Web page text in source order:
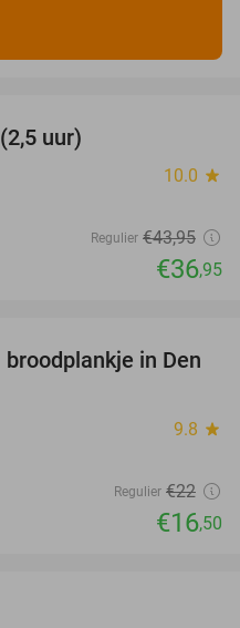
uur)
10.0 star
Regulier €43,95
€36,95
25%
in Den
9.8 star
Regulier €22
€16,50